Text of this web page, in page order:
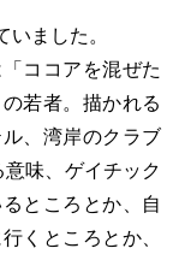
ました。
ココアを混ぜた
若者。描かれる
、湾岸のクラブ
意味、ゲイチック
ところとか、自
くところとか、